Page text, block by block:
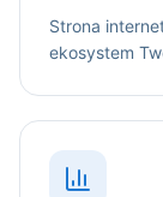
Strona
ekosystem